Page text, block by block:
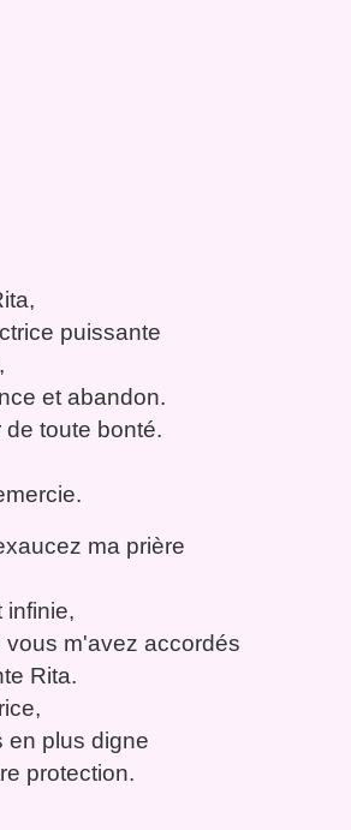
puissante
et abandon.
toute bonté.
ma prière
infinie,
m'avez accordés
Rita.
en plus digne
protection.